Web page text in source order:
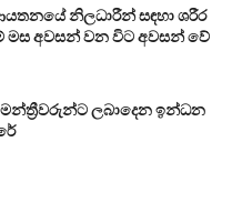
නිලධාරීන් සඳහා ශරීර
මස අවසන් වන විට අවසන් වේ
මන්ත්‍රීවරුන්ට ලබාදෙන ඉන්ධන